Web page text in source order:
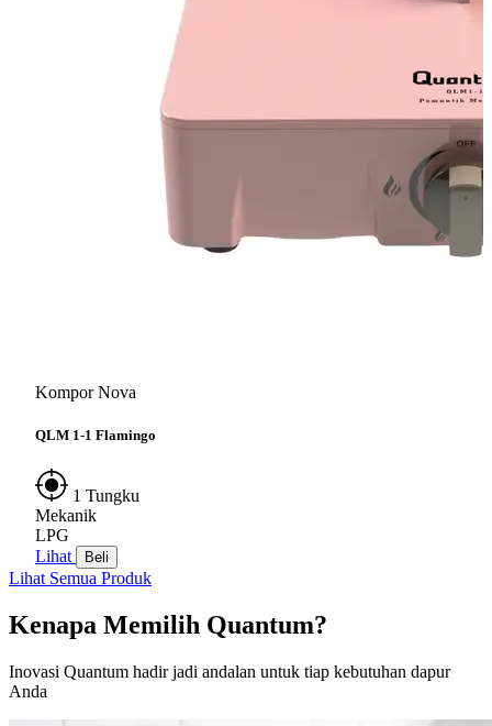
Kompor Nova
QLM 1-1 Flamingo
1 Tungku
Mekanik
LPG
Lihat
Beli
Lihat Semua Produk
Kenapa Memilih Quantum?
Inovasi Quantum hadir jadi andalan untuk tiap kebutuhan dapur
Anda